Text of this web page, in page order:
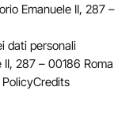
Emanuele II, 287 –
dati personali
II, 287 – 00186 Roma
Credits